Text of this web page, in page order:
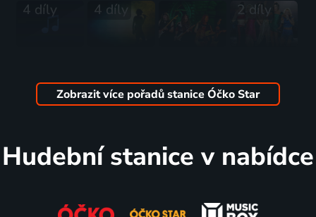
4 díly
Zlatá klasika
4 díly
MAIDEN
1958 | Koncert
2 díly
GIRLS
Pop & Rock
Zlatá klasika
ZTRACENÝ
Zobrazit více pořadů stanice Óčko Star
Hudební stanice v nabídce